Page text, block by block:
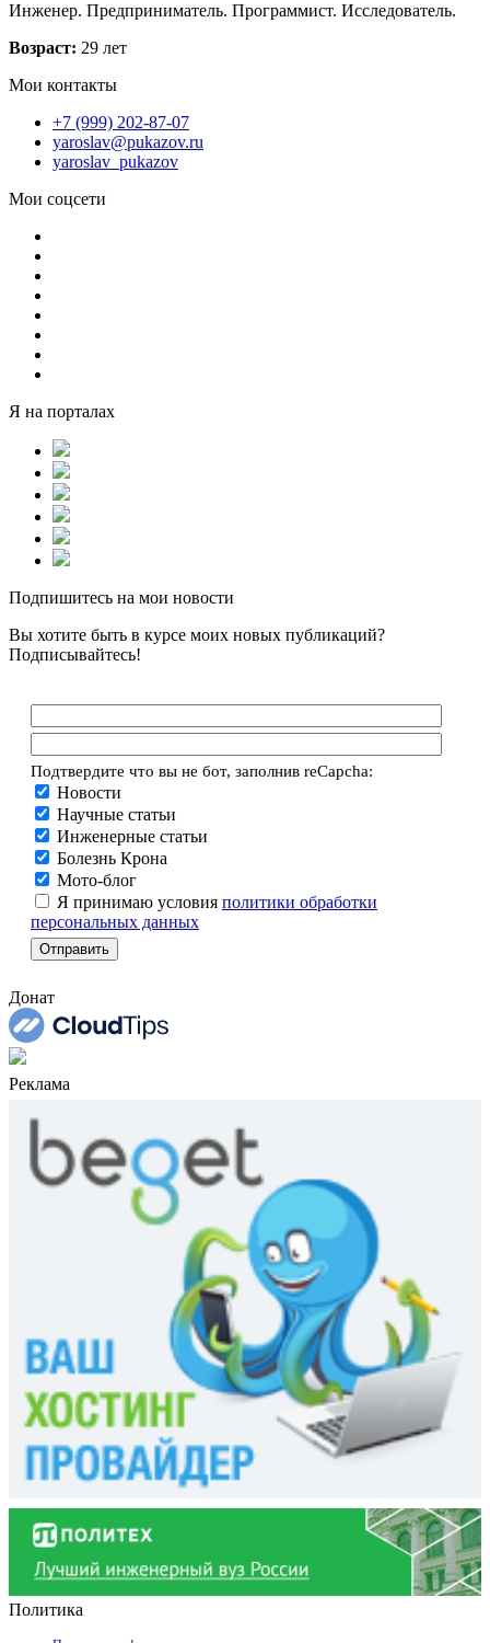
Инженер. Предприниматель. Программист. Исследователь.
Возраст: 29 лет
Мои контакты
+7 (999) 202-87-07
yaroslav@pukazov.ru
yaroslav_pukazov
Мои соцсети
Я на порталах
Подпишитесь на мои новости
Вы хотите быть в курсе моих новых публикаций?
Подписывайтесь!
Подтвердите что вы не бот, заполнив reCapcha:
Новости
Научные статьи
Инженерные статьи
Болезнь Крона
Мото-блог
Я принимаю условия политики обработки
персональных данных
Донат
Реклама
Политика